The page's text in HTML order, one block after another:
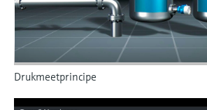
Drukmeetprincipe